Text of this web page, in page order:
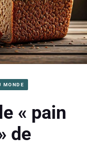
MONDE
« pain
de